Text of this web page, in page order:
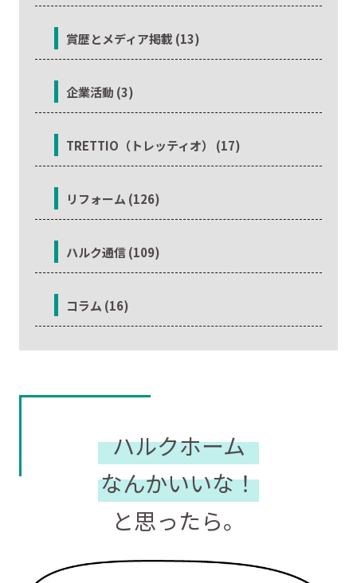
賞歴とメディア掲載 (13)
企業活動 (3)
TRETTIO（トレッティオ） (17)
リフォーム (126)
ハルク通信 (109)
コラム (16)
ハルクホーム
なんかいいな！
と思ったら。